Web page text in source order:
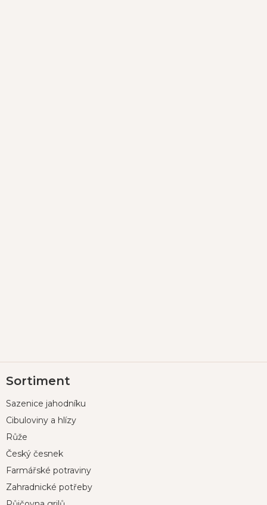
á
a
Sortiment
Sazenice jahodníku
Cibuloviny a hlízy
Růže
Český česnek
Farmářské potraviny
Zahradnické potřeby